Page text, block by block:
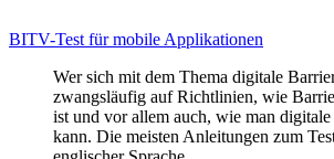
BITV-Test für mobile Applikationen
Wer sich mit dem Thema digitale
zwangsläufig auf Richtlinien, wie
ist und vor allem auch, wie man
kann. Die meisten Anleitungen zum